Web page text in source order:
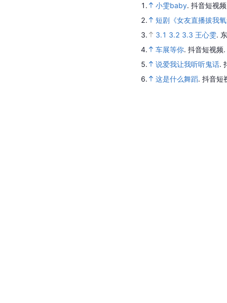
1. 小雯baby. 抖音短视
2.
短剧《女友直播拔我
3.
3.1 3.2 3.3 王心雯.
4.
车展等你. 抖音短视频.
5.
说爱我让我听听鬼话.
6.
这是什么舞蹈. 抖音短